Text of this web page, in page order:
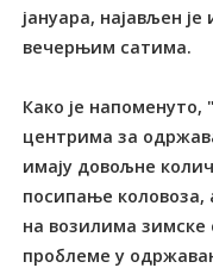
јануара, најављен
вечерњим сатима.
Како је напоменуто,
центрима за
имају довољне
посипање коловоза,
на возилима зимске
проблеме у